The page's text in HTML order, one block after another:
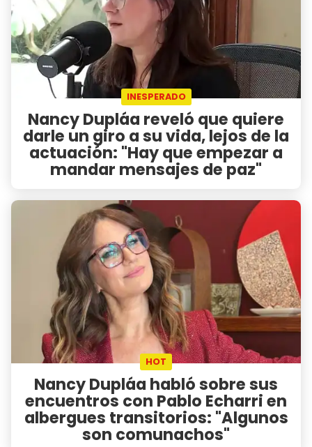
INESPERADO
Nancy Dupláa reveló que quiere
darle un giro a su vida, lejos de la
actuación: "Hay que empezar a
mandar mensajes de paz"
HOT
Nancy Dupláa habló sobre sus
encuentros con Pablo Echarri en
albergues transitorios: "Algunos
son comunachos"